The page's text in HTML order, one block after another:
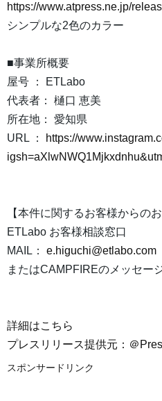
https://www.atpress.ne.jp/
シンプルな2色のカラー
■事業所概要
屋号 ： ETLabo
代表者： 樋口 恵美
所在地： 愛知県
URL ：
https://
【本件に関するお客様からの
ETLabo お客様相談窓口
MAIL： e.higuchi@etlabo.com
またはCAMPFIREのメッセー
詳細はこちら
プレスリリース提供元：＠
スポンサードリンク